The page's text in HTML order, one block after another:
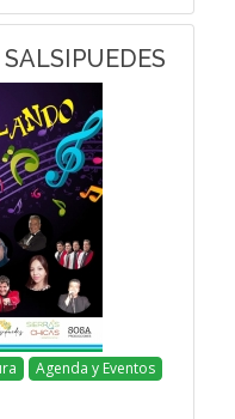
Agenda y Eventos